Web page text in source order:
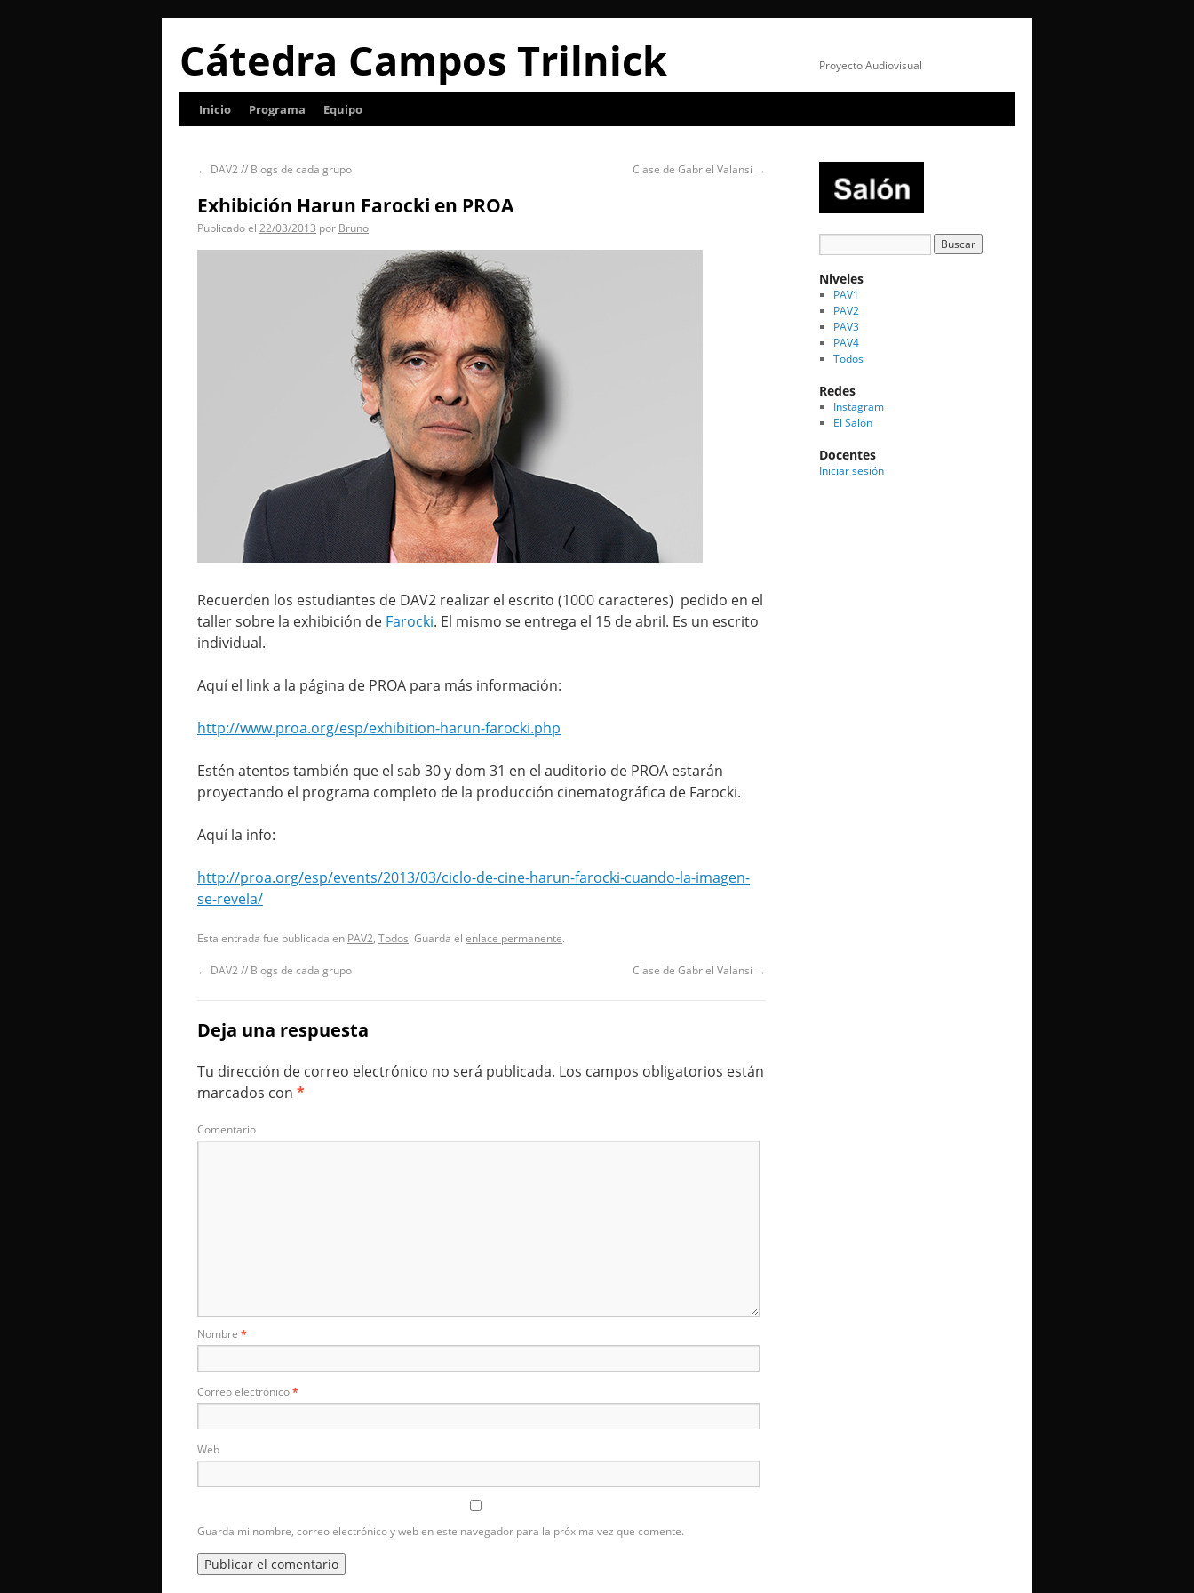
Cátedra Campos Trilnick Proyecto Audiovisual
Inicio Programa Equipo
← DAV2 // Blogs de cada grupo Clase de Gabriel Valansi →
Exhibición Harun Farocki en PROA
Publicado el 22/03/2013 por Bruno
Recuerden los estudiantes de DAV2 realizar el escrito (1000 caracteres) pedido en el
taller sobre la exhibición de Farocki. El mismo se entrega el 15 de abril. Es un escrito
individual.
Aquí el link a la página de PROA para más información:
http://www.proa.org/esp/exhibition-harun-farocki.php
Estén atentos también que el sab 30 y dom 31 en el auditorio de PROA estarán
proyectando el programa completo de la producción cinematográfica de Farocki.
Aquí la info:
http://proa.org/esp/events/2013/03/ciclo-de-cine-harun-farocki-cuando-la-imagen-
se-revela/
Esta entrada fue publicada en PAV2, Todos. Guarda el enlace permanente.
← DAV2 // Blogs de cada grupo Clase de Gabriel Valansi →
Deja una respuesta
Tu dirección de correo electrónico no será publicada. Los campos obligatorios están
marcados con *
Comentario
Nombre *
Correo electrónico*
Web
Guarda mi nombre, correo electrónico y web en este navegador para la próxima vez que comente.
Niveles
PAV1
PAV2
PAV3
PAV4
Todos
Redes
Instagram
El Salón
Docentes
Iniciar sesión